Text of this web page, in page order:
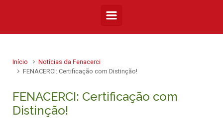
Início
Notícias da Fenacerci
FENACERCI: Certificação com Distinção!
FENACERCI: Certificação com
Distinção!